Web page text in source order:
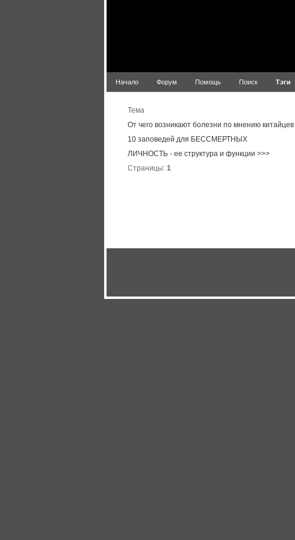
Начало Форум Помощь Поиск Тэги
Тема
От чего возникают болезни по мнению китайцев
10 заповедей для БЕССМЕРТНЫХ
ЛИЧНОСТЬ - ее структура и функции >>>
Страницы: 1